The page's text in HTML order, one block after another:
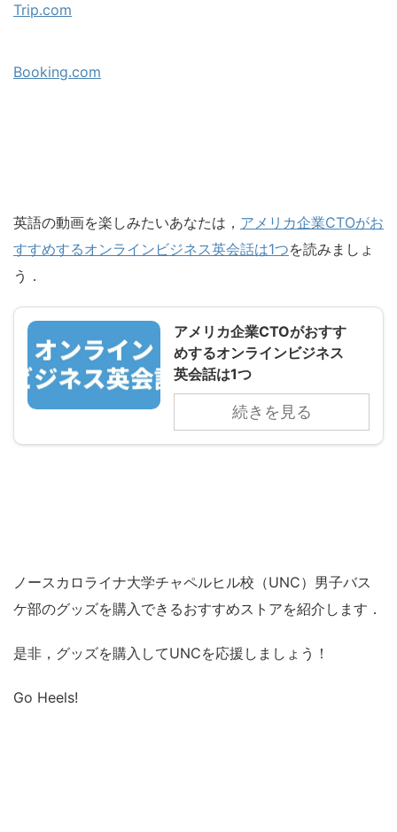
Trip.com
Booking.com
英語の動画を楽しみたいあなたは， アメリカ企業CTOがお
すすめするオンラインビジネス英会話は1つを読みましょ
う．
アメリカ企業CTOがおすす
めするオンラインビジネス
英会話は1つ
続きを見る
ノースカロライナ大学チャペルヒル校（UNC）男子バス
ケ部のグッズを購入できるおすすめストアを紹介します．
是非，グッズを購入してUNCを応援しましょう！
Go Heels!